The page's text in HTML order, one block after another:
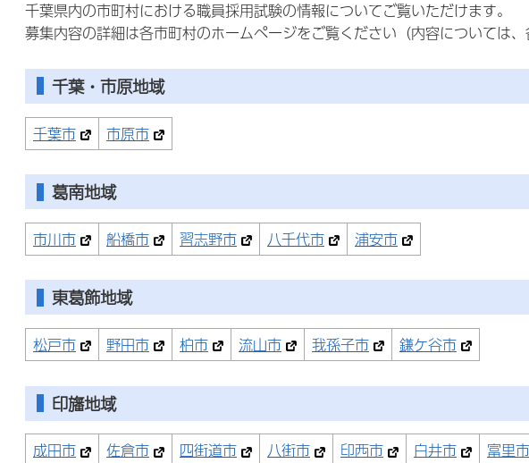
千葉県内の市町村における職員採用試験の情報についてご覧いただけます。
募集内容の詳細は各市町村のホームページをご覧ください（内容については
千葉・市原地域
千葉市 市原市
葛南地域
市川市 船橋市 習志野市 八千代市 浦安市
東葛飾地域
松戸市 野田市 柏市 流山市 我孫子市 鎌ケ谷市
印旛地域
成田市 佐倉市 四街道市 八街市 印西市 白井市 富里市